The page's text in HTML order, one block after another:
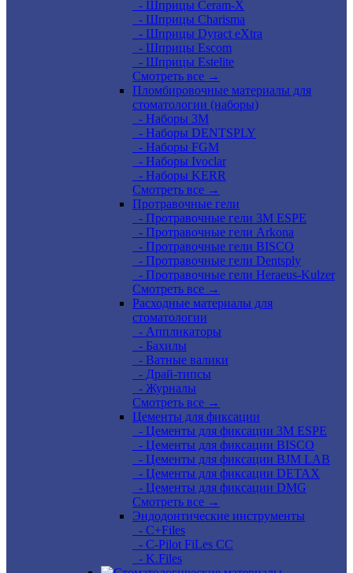
- Шприцы Ceram-X
- Шприцы Charisma
- Шприцы Dyract eXtra
- Шприцы Escom
- Шприцы Estelite
Смотреть все →
Пломбировочные материалы для
стоматологии (наборы)
- Наборы 3М
- Наборы DENTSPLY
- Наборы FGM
- Наборы Ivoclar
- Наборы KERR
Смотреть все →
Протравочные гели
- Протравочные гели 3М ESPE
- Протравочные гели Arkona
- Протравочные гели BISCO
- Протравочные гели Dentsply
- Протравочные гели Heraeus-Kulzer
Смотреть все →
Расходные материалы для
стоматологии
- Аппликаторы
- Бахилы
- Ватные валики
- Драй-типсы
- Журналы
Смотреть все →
Цементы для фиксации
- Цементы для фиксации 3M ESPE
- Цементы для фиксации BISCO
- Цементы для фиксации BJM LAB
- Цементы для фиксации DETAX
- Цементы для фиксации DMG
Смотреть все →
Эндодонтические инструменты
- C+Files
- C-Pilot FiLes CC
- K.Files